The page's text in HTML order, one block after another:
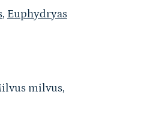
, Euphydryas
milvus,